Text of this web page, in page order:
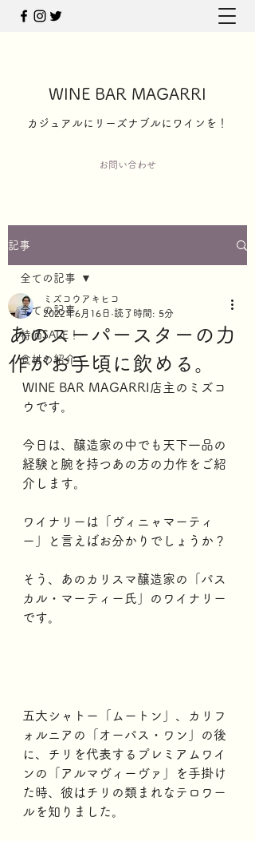
WINE BAR MAGARRI
​カジュアルにリーズナブルにワインを！
お問い合わせ
記事
全ての記事
特価SALE！
食材の紹介
全ての記事
あのスーパースターの力
作がお手頃に飲める。
ミズコウアキヒコ
2022年6月16日 読了時間: 5分
WINE BAR MAGARRI店主のミズコ
ウです。
今日は、醸造家の中でも天下一品の
経験と腕を持つあの方の力作をご紹
介します。
ワイナリーは「ヴィニャマーティ
ー」と言えばお分かりでしょうか？
そう、あのカリスマ醸造家の「パス
カル・マーティー氏」のワイナリー
です。
五大シャトー「ムートン」、カリフ
ォルニアの「オーパス・ワン」の後
に、チリを代表するプレミアムワイ
ンの「アルマヴィーヴァ」を手掛け
た時、彼はチリの類まれなテロワー
ルを知りました。